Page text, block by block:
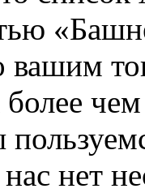
вашим
более
нет